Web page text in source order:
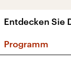
Entdecken Sie
Programm